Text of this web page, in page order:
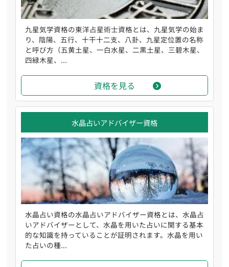
九星気学資格の東洋占星術士資格とは、九星気学の始ま
り、陰陽、五行、十干十二支、八卦、九星定位置の名称
と呼び方（五黄土星、一白水星、二黒土星、三碧木星、
四緑木星、...
資格を見る
水晶占いアドバイザー資格
水晶占い資格の水晶占いアドバイザー資格とは、水晶占
いアドバイザーとして、水晶を用いた占いに関する基本
的な知識を持っていることが証明されます。水晶を用い
た占いの種...